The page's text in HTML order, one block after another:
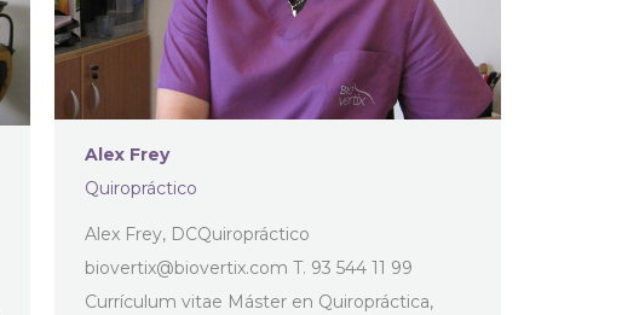
Alex Frey
Quiropráctico
Alex Frey, DCQuiropráctico
biovertix@biovertix.com T. 93 544 11 99
Currículum vitae Máster en Quiropráctica,